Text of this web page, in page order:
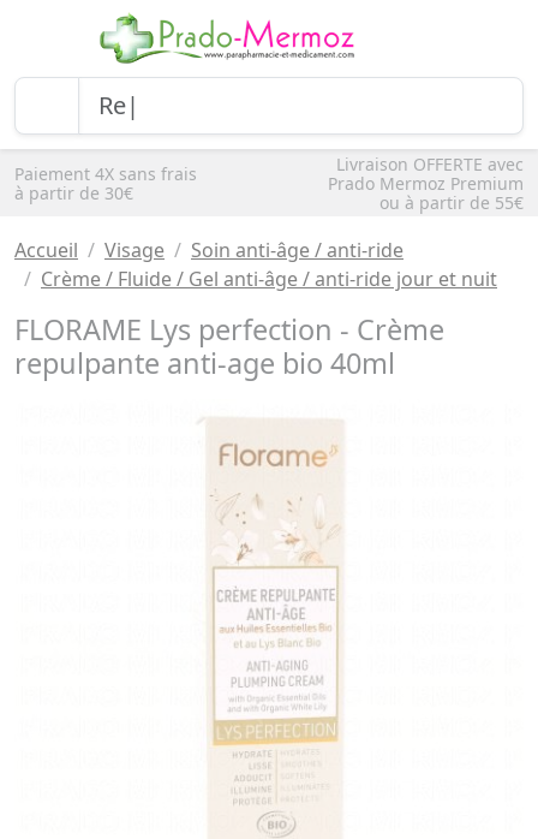
Paiement 4X sans frais
à partir de 30€
Livraison OFFERTE avec
Prado Mermoz Premium
ou à partir de 55€
Accueil Visage
Soin anti-âge / anti-ride
Crème / Fluide / Gel anti-âge / anti-ride jour et nuit
FLORAME Lys perfection - Crème
repulpante anti-age bio 40ml